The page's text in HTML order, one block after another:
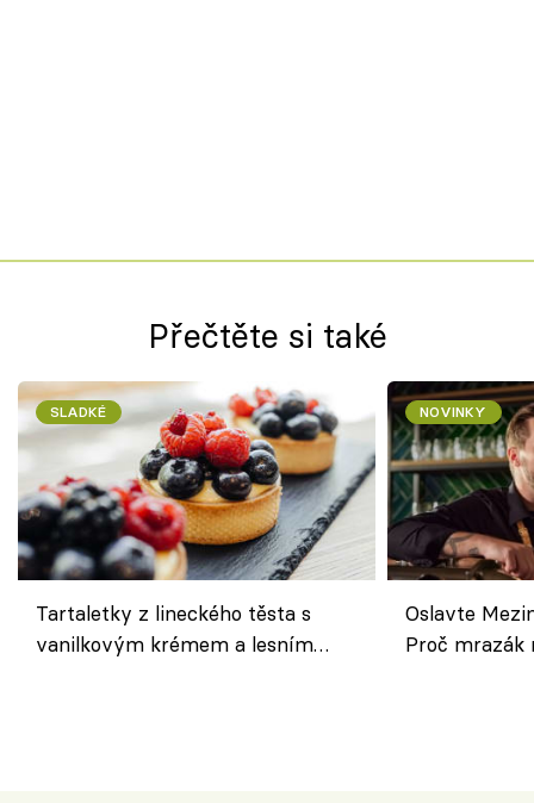
Přečtěte si také
SLADKÉ
Tartaletky z lineckého těsta s
vanilkovým krémem a lesním
NOVINKY
Oslavte
Proč